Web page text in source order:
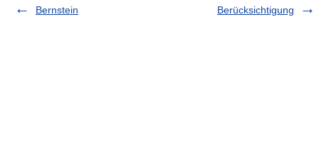
Bernstein
Berücksichtigung